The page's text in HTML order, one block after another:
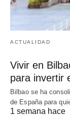
ACTUALIDAD
Vivir en
para invertir
Bilbao se ha
de España para
1 semana hace